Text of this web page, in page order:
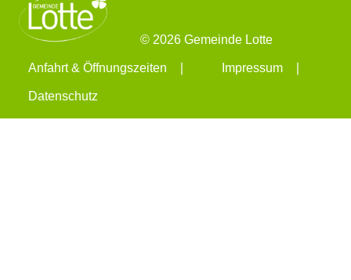
© 2026 Gemeinde Lotte
Anfahrt & Öffnungszeiten Impressum
Datenschutz